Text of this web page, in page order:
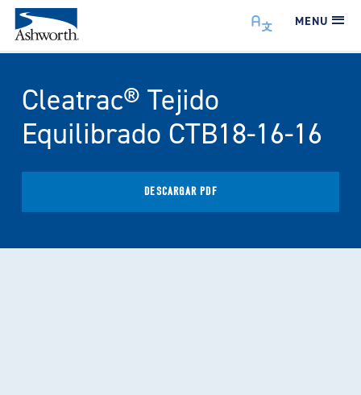
MENU
Cleatrac® Tejido
Equilibrado CTB18-16-16
DESCARGAR PDF